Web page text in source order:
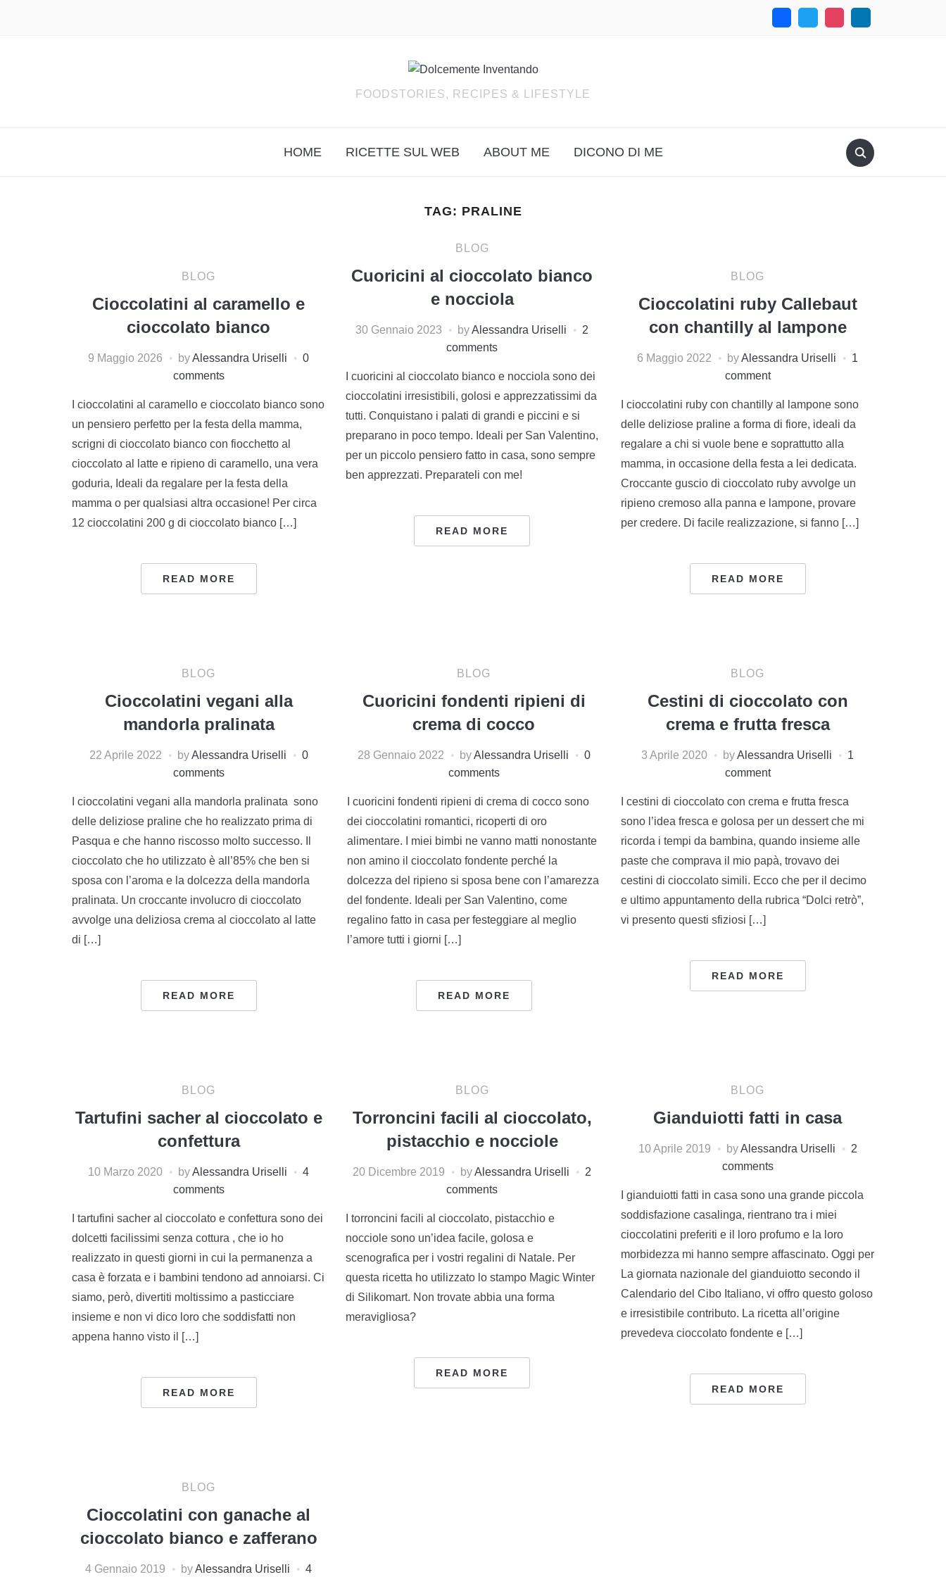
FOODSTORIES, RECIPES & LIFESTYLE
HOME RICETTE SUL WEB ABOUT ME DICONO DI ME
TAG: PRALINE
BLOG
Cioccolatini al caramello e
cioccolato bianco
9 Maggio 2026 byAlessandra Uriselli
0
comments
I cioccolatini al caramello e cioccolato bianco sono
un pensiero perfetto per la festa della mamma,
scrigni di cioccolato bianco con fiocchetto al
cioccolato al latte e ripieno di caramello, una vera
goduria, Ideali da regalare per la festa della
mamma o per qualsiasi altra occasione! Per circa
12 cioccolatini 200 g di cioccolato bianco […]
READ MORE
BLOG
Cuoricini al cioccolato bianco
e nocciola
30 Gennaio 2023 byAlessandra Uriselli
2
comments
I cuoricini al cioccolato bianco e nocciola sono dei
cioccolatini irresistibili, golosi e apprezzatissimi da
tutti. Conquistano i palati di grandi e piccini e si
preparano in poco tempo. Ideali per San Valentino,
per un piccolo pensiero fatto in casa, sono sempre
ben apprezzati. Preparateli con me!
READ MORE
BLOG
Cioccolatini ruby Callebaut
con chantilly al lampone
6 Maggio 2022 byAlessandra Uriselli
1
comment
I cioccolatini ruby con chantilly al lampone sono
delle deliziose praline a forma di fiore, ideali da
regalare a chi si vuole bene e soprattutto alla
mamma, in occasione della festa a lei dedicata.
Croccante guscio di cioccolato ruby avvolge un
ripieno cremoso alla panna e lampone, provare
per credere. Di facile realizzazione, si fanno […]
READ MORE
BLOG
Cioccolatini vegani alla
mandorla pralinata
22 Aprile 2022 byAlessandra Uriselli
0
comments
I cioccolatini vegani alla mandorla pralinata sono
delle deliziose praline che ho realizzato prima di
Pasqua e che hanno riscosso molto successo. Il
cioccolato che ho utilizzato è all’85% che ben si
sposa con l’aroma e la dolcezza della mandorla
pralinata. Un croccante involucro di cioccolato
avvolge una deliziosa crema al cioccolato al latte
di […]
READ MORE
BLOG
Cuoricini fondenti ripieni di
crema di cocco
28 Gennaio 2022 byAlessandra Uriselli
0
comments
I cuoricini fondenti ripieni di crema di cocco sono
dei cioccolatini romantici, ricoperti di oro
alimentare. I miei bimbi ne vanno matti nonostante
non amino il cioccolato fondente perché la
dolcezza del ripieno si sposa bene con l’amarezza
del fondente. Ideali per San Valentino, come
regalino fatto in casa per festeggiare al meglio
l’amore tutti i giorni […]
READ MORE
BLOG
Cestini di cioccolato con
crema e frutta fresca
3 Aprile 2020 byAlessandra Uriselli
1
comment
I cestini di cioccolato con crema e frutta fresca
sono l’idea fresca e golosa per un dessert che mi
ricorda i tempi da bambina, quando insieme alle
paste che comprava il mio papà, trovavo dei
cestini di cioccolato simili. Ecco che per il decimo
e ultimo appuntamento della rubrica “Dolci retrò”,
vi presento questi sfiziosi […]
READ MORE
BLOG
Tartufini sacher al cioccolato e
confettura
10 Marzo 2020 byAlessandra Uriselli
4
comments
I tartufini sacher al cioccolato e confettura sono dei
dolcetti facilissimi senza cottura , che io ho
realizzato in questi giorni in cui la permanenza a
casa è forzata e i bambini tendono ad annoiarsi. Ci
siamo, però, divertiti moltissimo a pasticciare
insieme e non vi dico loro che soddisfatti non
appena hanno visto il […]
READ MORE
BLOG
Torroncini facili al cioccolato,
pistacchio e nocciole
20 Dicembre 2019 byAlessandra Uriselli
2
comments
I torroncini facili al cioccolato, pistacchio e
nocciole sono un’idea facile, golosa e
scenografica per i vostri regalini di Natale. Per
questa ricetta ho utilizzato lo stampo Magic Winter
di Silikomart. Non trovate abbia una forma
meravigliosa?
READ MORE
BLOG
Gianduiotti fatti in casa
10 Aprile 2019 byAlessandra Uriselli
2
comments
I gianduiotti fatti in casa sono una grande piccola
soddisfazione casalinga, rientrano tra i miei
cioccolatini preferiti e il loro profumo e la loro
morbidezza mi hanno sempre affascinato. Oggi per
La giornata nazionale del gianduiotto secondo il
Calendario del Cibo Italiano, vi offro questo goloso
e irresistibile contributo. La ricetta all’origine
prevedeva cioccolato fondente e […]
READ MORE
BLOG
Cioccolatini con ganache al
cioccolato bianco e zafferano
4 Gennaio 2019 byAlessandra Uriselli
4